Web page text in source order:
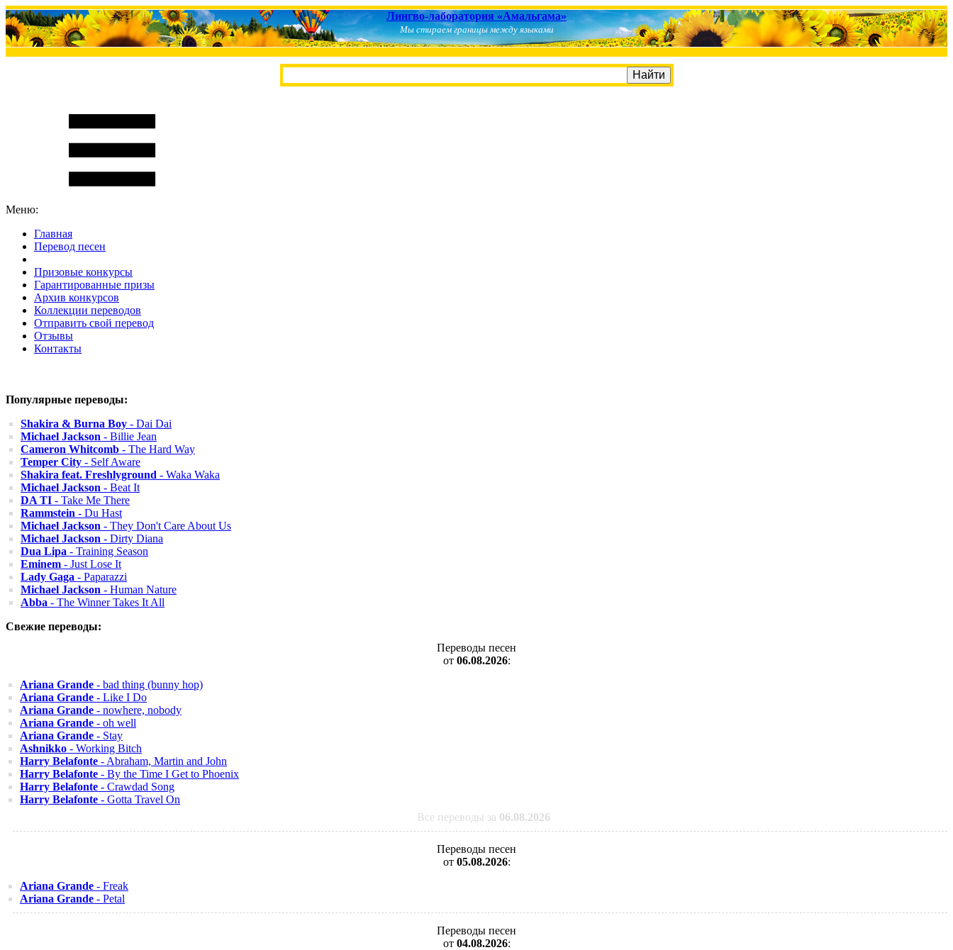
Лингво-лаборатория «Амальгама»
Мы стираем границы между языками
Меню:
Главная
Перевод песен
Призовые конкурсы
Гарантированные призы
Архив конкурсов
Коллекции переводов
Отправить свой перевод
Отзывы
Контакты
Популярные переводы:
Shakira & Burna Boy - Dai Dai
Michael Jackson - Billie Jean
Cameron Whitcomb - The Hard Way
Temper City - Self Aware
Shakira feat. Freshlyground - Waka Waka
Michael Jackson - Beat It
DA TI - Take Me There
Rammstein - Du Hast
Michael Jackson - They Don't Care About Us
Michael Jackson - Dirty Diana
Dua Lipa - Training Season
Eminem - Just Lose It
Lady Gaga - Paparazzi
Michael Jackson - Human Nature
Abba - The Winner Takes It All
Свежие переводы:
Переводы песен
от 06.08.2026:
Ariana Grande - bad thing (bunny hop)
Ariana Grande - Like I Do
Ariana Grande - nowhere, nobody
Ariana Grande - oh well
Ariana Grande - Stay
Ashnikko - Working Bitch
Harry Belafonte - Abraham, Martin and John
Harry Belafonte - By the Time I Get to Phoenix
Harry Belafonte - Crawdad Song
Harry Belafonte - Gotta Travel On
Все переводы за 06.08.2026
Переводы песен
от 05.08.2026:
Ariana Grande - Freak
Ariana Grande - Petal
Переводы песен
от 04.08.2026: